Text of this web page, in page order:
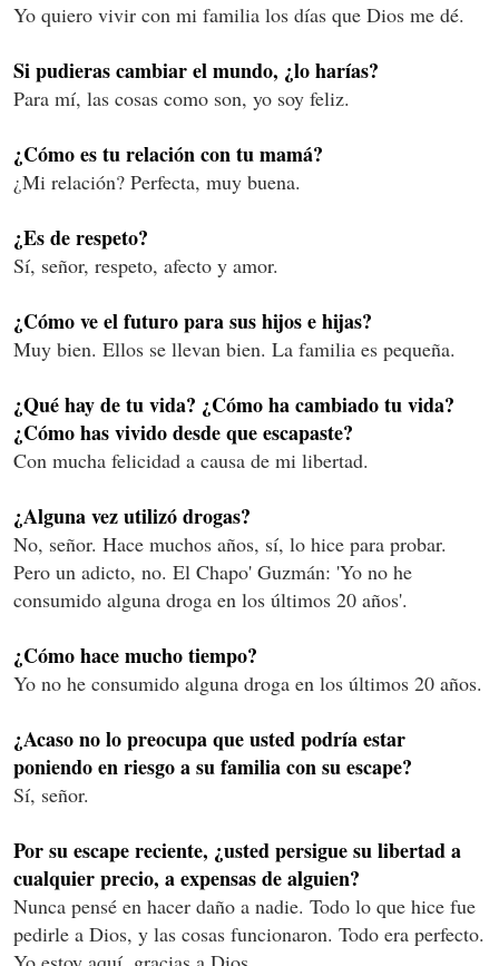
Yo quiero vivir con mi familia los días que Dios me dé.
Si pudieras cambiar el mundo, ¿lo harías?
Para mí, las cosas como son, yo soy feliz.
¿Cómo es tu relación con tu mamá?
¿Mi relación? Perfecta, muy buena.
¿Es de respeto?
Sí, señor, respeto, afecto y amor.
¿Cómo ve el futuro para sus hijos e hijas?
Muy bien. Ellos se llevan bien. La familia es pequeña.
¿Qué hay de tu vida? ¿Cómo ha cambiado tu vida?
¿Cómo has vivido desde que escapaste?
Con mucha felicidad a causa de mi libertad.
¿Alguna vez utilizó drogas?
No, señor. Hace muchos años, sí, lo hice para probar.
Pero un adicto, no. El Chapo' Guzmán: 'Yo no he
consumido alguna droga en los últimos 20 años'.
¿Cómo hace mucho tiempo?
Yo no he consumido alguna droga en los últimos 20 años.
¿Acaso no lo preocupa que usted podría estar
poniendo en riesgo a su familia con su escape?
Sí, señor.
Por su escape reciente, ¿usted persigue su libertad a
cualquier precio, a expensas de alguien?
Nunca pensé en hacer daño a nadie. Todo lo que hice fue
pedirle a Dios, y las cosas funcionaron. Todo era perfecto.